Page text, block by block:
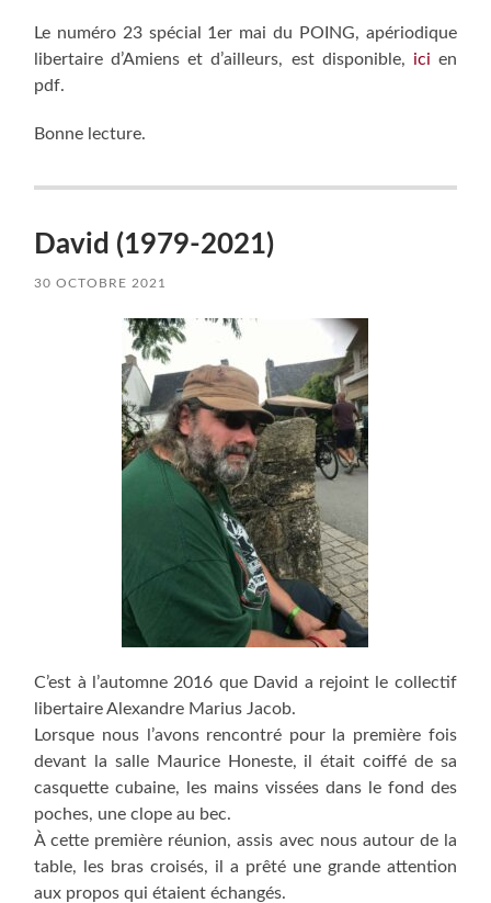
Le numéro 23 spécial 1er mai du POING, apériodique
libertaire d’Amiens et d’ailleurs, est disponible, ici en
pdf.
Bonne lecture.
David (1979-2021)
30 OCTOBRE 2021
C’est à l’automne 2016 que David a rejoint le collectif
libertaire Alexandre Marius Jacob.
Lorsque nous l’avons rencontré pour la première fois
devant la salle Maurice Honeste, il était coiffé de sa
casquette cubaine, les mains vissées dans le fond des
poches, une clope au bec.
À cette première réunion, assis avec nous autour de la
table, les bras croisés, il a prêté une grande attention
aux propos qui étaient échangés.